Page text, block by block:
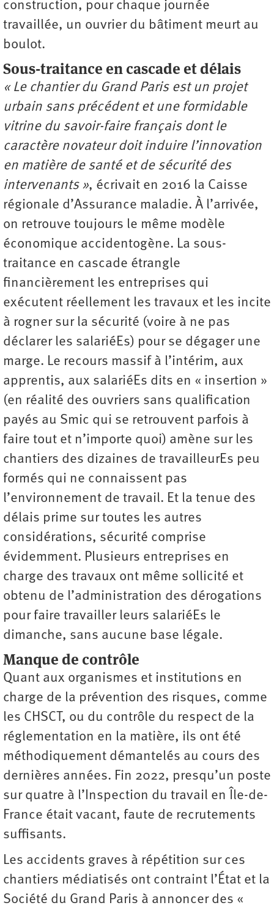
construction, pour chaque journée
travaillée, un ouvrier du bâtiment meurt au
boulot.
Sous-traitance en cascade et délais
« Le chantier du Grand Paris est un projet
urbain sans précédent et une formidable
vitrine du savoir-faire français dont le
caractère novateur doit induire l’innovation
en matière de santé et de sécurité des
intervenants », écrivait en 2016 la Caisse
régionale d’Assurance maladie. À l’arrivée,
on retrouve toujours le même modèle
économique accidentogène. La sous-
traitance en cascade étrangle
financièrement les entreprises qui
exécutent réellement les travaux et les incite
à rogner sur la sécurité (voire à ne pas
déclarer les salariéEs) pour se dégager une
marge. Le recours massif à l’intérim, aux
apprentis, aux salariéEs dits en « insertion »
(en réalité des ouvriers sans qualification
payés au Smic qui se retrouvent parfois à
faire tout et n’importe quoi) amène sur les
chantiers des dizaines de travailleurEs peu
formés qui ne connaissent pas
l’environnement de travail. Et la tenue des
délais prime sur toutes les autres
considérations, sécurité comprise
évidemment. Plusieurs entreprises en
charge des travaux ont même sollicité et
obtenu de l’administration des dérogations
pour faire travailler leurs salariéEs le
dimanche, sans aucune base légale.
Manque de contrôle
Quant aux organismes et institutions en
charge de la prévention des risques, comme
les CHSCT, ou du contrôle du respect de la
réglementation en la matière, ils ont été
méthodiquement démantelés au cours des
dernières années. Fin 2022, presqu’un poste
sur quatre à l’Inspection du travail en Île-de-
France était vacant, faute de recrutements
suffisants.
Les accidents graves à répétition sur ces
chantiers médiatisés ont contraint l’État et la
Société du Grand Paris à annoncer des «